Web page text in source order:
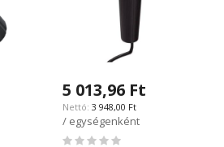
5 013,96 Ft
3 948,00 Ft
/ egységenként
Rating: